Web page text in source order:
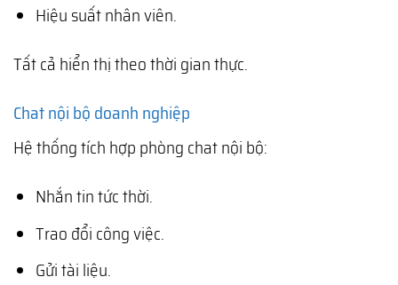
Hiệu suất nhân viên.
Tất cả hiển thị theo thời gian thực.
Chat nội bộ doanh nghiệp
Hệ thống tích hợp phòng chat nội bộ:
Nhắn tin tức thời.
Trao đổi công việc.
Gửi tài liệu.